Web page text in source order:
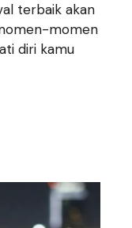
terbaik akan
momen
diri kamu